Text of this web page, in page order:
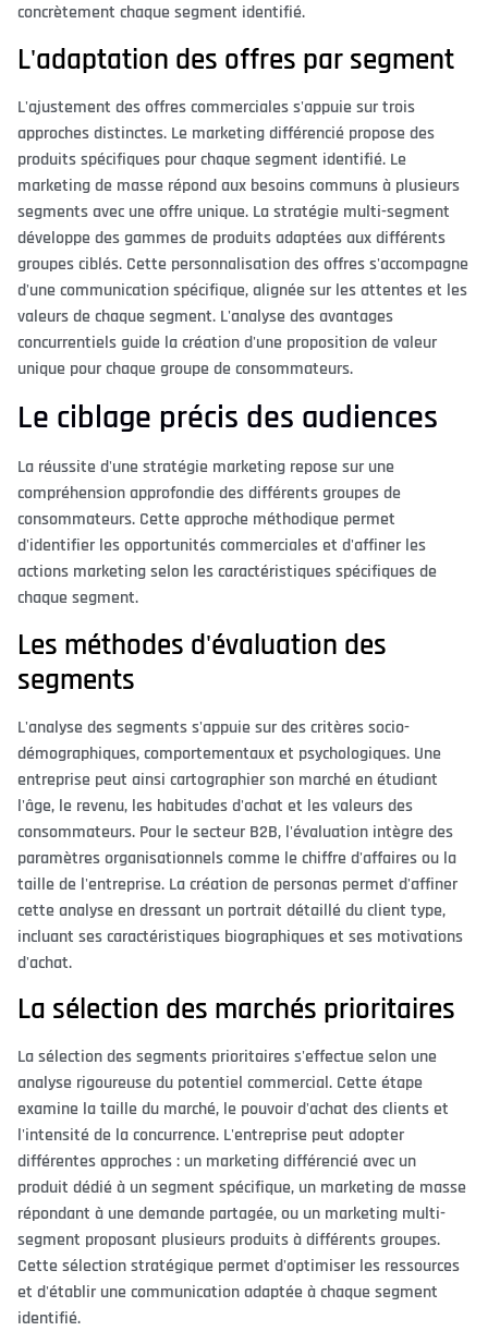
concrètement chaque segment identifié.
L'adaptation des offres par segment
L'ajustement des offres commerciales s'appuie sur trois
approches distinctes. Le marketing différencié propose des
produits spécifiques pour chaque segment identifié. Le
marketing de masse répond aux besoins communs à plusieurs
segments avec une offre unique. La stratégie multi-segment
développe des gammes de produits adaptées aux différents
groupes ciblés. Cette personnalisation des offres s'accompagne
d'une communication spécifique, alignée sur les attentes et les
valeurs de chaque segment. L'analyse des avantages
concurrentiels guide la création d'une proposition de valeur
unique pour chaque groupe de consommateurs.
Le ciblage précis des audiences
La réussite d'une stratégie marketing repose sur une
compréhension approfondie des différents groupes de
consommateurs. Cette approche méthodique permet
d'identifier les opportunités commerciales et d'affiner les
actions marketing selon les caractéristiques spécifiques de
chaque segment.
Les méthodes d'évaluation des
segments
L'analyse des segments s'appuie sur des critères socio-
démographiques, comportementaux et psychologiques. Une
entreprise peut ainsi cartographier son marché en étudiant
l'âge, le revenu, les habitudes d'achat et les valeurs des
consommateurs. Pour le secteur B2B, l'évaluation intègre des
paramètres organisationnels comme le chiffre d'affaires ou la
taille de l'entreprise. La création de personas permet d'affiner
cette analyse en dressant un portrait détaillé du client type,
incluant ses caractéristiques biographiques et ses motivations
d'achat.
La sélection des marchés prioritaires
La sélection des segments prioritaires s'effectue selon une
analyse rigoureuse du potentiel commercial. Cette étape
examine la taille du marché, le pouvoir d'achat des clients et
l'intensité de la concurrence. L'entreprise peut adopter
différentes approches : un marketing différencié avec un
produit dédié à un segment spécifique, un marketing de masse
répondant à une demande partagée, ou un marketing multi-
segment proposant plusieurs produits à différents groupes.
Cette sélection stratégique permet d'optimiser les ressources
et d'établir une communication adaptée à chaque segment
identifié.